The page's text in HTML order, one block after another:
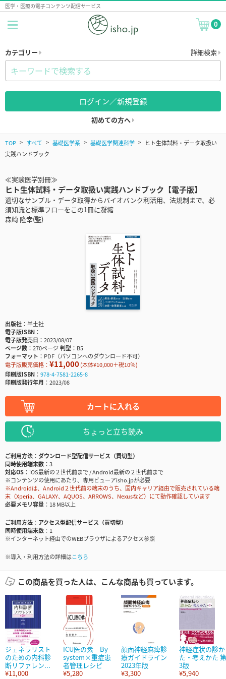
医学・医療の電子コンテンツ配信サービス
0
カテゴリー 詳細検索
ログイン／新規登録
初めての方へ
TOP すべて 基礎医学系 基礎医学関連科学
ヒト生体試料・データ取扱い
実践ハンドブック
≪実験医学別冊≫
ヒト生体試料・データ取扱い実践ハンドブック【電子版】
適切なサンプル・データ取得からバイオバンク利活用、法規制まで、必
須知識と標準フローをこの1冊に凝縮
森崎 隆幸(監)
出版社
羊土社
電子版ISBN
電子版発売日
2023/08/07
ページ数
270ページ判型
B5
フォーマット
PDF（パソコンへのダウンロード不可）
電子版販売価格： ¥11,000(本体¥10,000＋税10％)
印刷版ISBN
978-4-7581-2265-8
印刷版発行年月
2023/08
カートに入れる
ちょっと立ち読み
ご利用方法
ダウンロード型配信サービス（買切型）
同時使用端末数
3
対応OS
iOS最新の２世代前まで / Android最新の２世代前まで
※コンテンツの使用にあたり、専用ビューアisho.jpが必要
※Androidは、Android２世代前の端末のうち、国内キャリア経由で販売されている端
末（Xperia、GALAXY、AQUOS、ARROWS、Nexusなど）にて動作確認しています
必要メモリ容量
18 MB以上
ご利用方法
アクセス型配信サービス（買切型）
同時使用端末数
1
※インターネット経由でのWEBブラウザによるアクセス参照
※導入・利用方法の詳細はこちら
この商品を買った人は、こんな商品も買っています。
ジェネラリスト
のための内科診
断リファレン...
¥11,000
ICU医の素 By
system×重症患
者管理レシピ
¥5,280
顔面神経麻痺診
療ガイドライン
2023年版
¥3,300
神経症状の診か
た・考えかた 第
3版
¥5,940